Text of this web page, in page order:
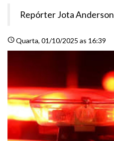
Repórter Jota Anderson
scheduleQuarta, 01/10/2025 as 16:39